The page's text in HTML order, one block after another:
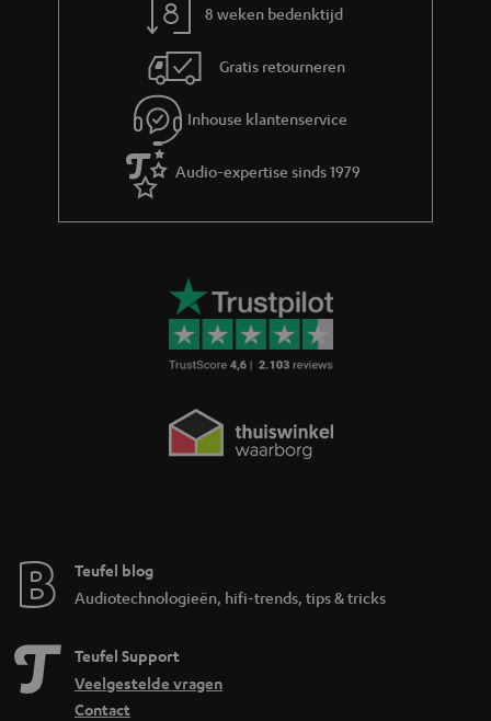
8 weken bedenktijd
Gratis retourneren
Inhouse klantenservice
Audio-expertise sinds 1979
Teufel blog
Audiotechnologieën, hifi-trends, tips & tricks
Teufel Support
Veelgestelde vragen
Contact